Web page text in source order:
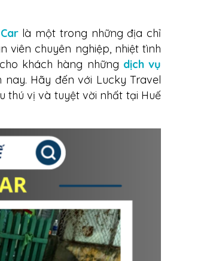
là một trong những địa chỉ
viên chuyên nghiệp, nhiệt tình
khách hàng những dịch vụ
nay. Hãy đến với Lucky Travel
thú vị và tuyệt vời nhất tại Huế